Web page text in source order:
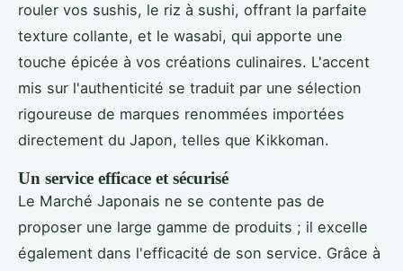
rouler vos sushis, le riz à sushi, offrant la parfaite
texture collante, et le wasabi, qui apporte une
touche épicée à vos créations culinaires. L'accent
mis sur l'authenticité se traduit par une sélection
rigoureuse de marques renommées importées
directement du Japon, telles que Kikkoman.
Un service efficace et sécurisé
Le Marché Japonais ne se contente pas de
proposer une large gamme de produits ; il excelle
également dans l'efficacité de son service. Grâce à